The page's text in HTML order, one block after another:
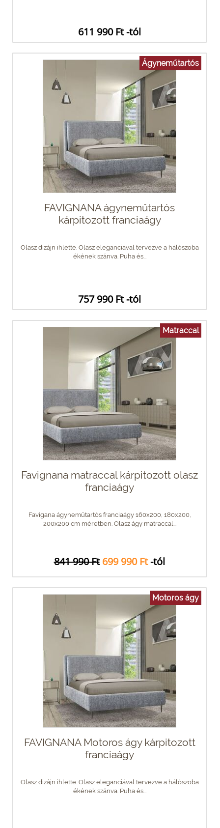
611 990 Ft -tól
Ágyneműtartós
FAVIGNANA ágyneműtartós
kárpitozott franciaágy
Olasz dizájn ihlette. Olasz eleganciával tervezve a hálószoba
ékének szánva. Puha és...
757 990 Ft -tól
Matraccal
Favignana matraccal kárpitozott olasz
franciaágy
Favigana ágyneműtartós franciaágy 160x200, 180x200,
200x200 cm méretben. Olasz ágy matraccal...
841 990 Ft 699 990 Ft-tól
Motoros ágy
FAVIGNANA Motoros ágy kárpitozott
franciaágy
Olasz dizájn ihlette. Olasz eleganciával tervezve a hálószoba
ékének szánva. Puha és...